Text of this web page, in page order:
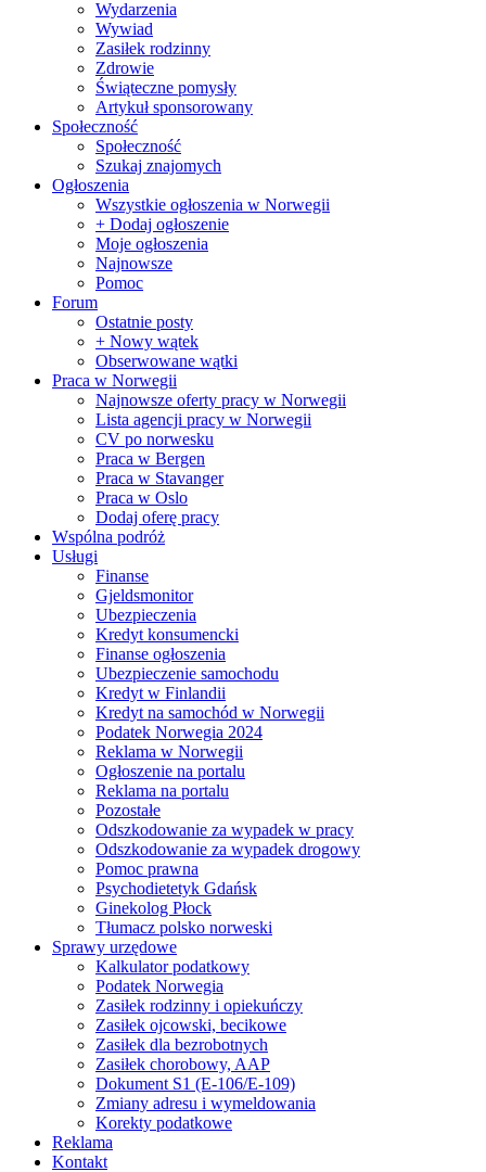
Wydarzenia
Wywiad
Zasiłek rodzinny
Zdrowie
Świąteczne pomysły
Artykuł sponsorowany
Społeczność
Społeczność
Szukaj znajomych
Ogłoszenia
Wszystkie ogłoszenia w Norwegii
+ Dodaj ogłoszenie
Moje ogłoszenia
Najnowsze
Pomoc
Forum
Ostatnie posty
+ Nowy wątek
Obserwowane wątki
Praca w Norwegii
Najnowsze oferty pracy w Norwegii
Lista agencji pracy w Norwegii
CV po norwesku
Praca w Bergen
Praca w Stavanger
Praca w Oslo
Dodaj oferę pracy
Wspólna podróż
Usługi
Finanse
Gjeldsmonitor
Ubezpieczenia
Kredyt konsumencki
Finanse ogłoszenia
Ubezpieczenie samochodu
Kredyt w Finlandii
Kredyt na samochód w Norwegii
Podatek Norwegia 2024
Reklama w Norwegii
Ogłoszenie na portalu
Reklama na portalu
Pozostałe
Odszkodowanie za wypadek w pracy
Odszkodowanie za wypadek drogowy
Pomoc prawna
Psychodietetyk Gdańsk
Ginekolog Płock
Tłumacz polsko norweski
Sprawy urzędowe
Kalkulator podatkowy
Podatek Norwegia
Zasiłek rodzinny i opiekuńczy
Zasiłek ojcowski, becikowe
Zasiłek dla bezrobotnych
Zasiłek chorobowy, AAP
Dokument S1 (E-106/E-109)
Zmiany adresu i wymeldowania
Korekty podatkowe
Reklama
Kontakt